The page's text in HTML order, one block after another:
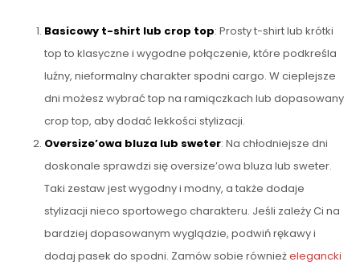
Basicowy t-shirt lub crop top: Prosty t-shirt lub krótki
top to klasyczne i wygodne połączenie, które podkreśla
luźny, nieformalny charakter spodni cargo. W cieplejsze
dni możesz wybrać top na ramiączkach lub dopasowany
crop top, aby dodać lekkości stylizacji.
Oversize’owa bluza lub sweter: Na chłodniejsze dni
doskonale sprawdzi się oversize’owa bluza lub sweter.
Taki zestaw jest wygodny i modny, a także dodaje
stylizacji nieco sportowego charakteru. Jeśli zależy Ci na
bardziej dopasowanym wyglądzie, podwiń rękawy i
dodaj pasek do spodni. Zamów sobie równieżelegancki